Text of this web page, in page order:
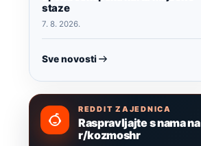
staze
7. 8. 2026.
Sve novosti
REDDIT ZAJEDNICA
Raspravljajte s nama na
r/kozmoshr